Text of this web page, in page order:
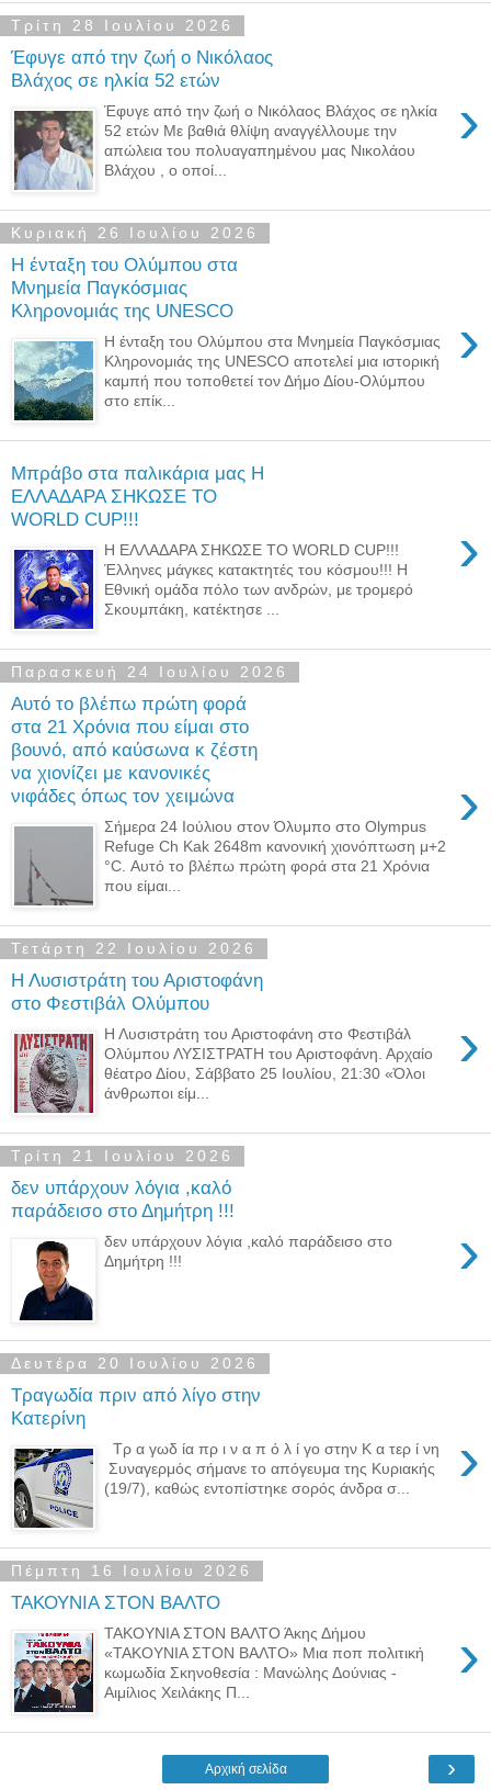
Τρίτη 28 Ιουλίου 2026
Έφυγε από την ζωή ο Νικόλαος
Βλάχος σε ηλκία 52 ετών
›
Έφυγε από την ζωή ο Νικόλαος Βλάχος σε ηλκία
52 ετών Με βαθιά θλίψη αναγγέλλουμε την
απώλεια του πολυαγαπημένου μας Νικολάου
Βλάχου , ο οποί...
Κυριακή 26 Ιουλίου 2026
Η ένταξη του Ολύμπου στα
Μνημεία Παγκόσμιας
Κληρονομιάς της UNESCO
›
Η ένταξη του Ολύμπου στα Μνημεία Παγκόσμιας
Κληρονομιάς της UNESCO αποτελεί μια ιστορική
καμπή που τοποθετεί τον Δήμο Δίου-Ολύμπου
στο επίκ...
Μπράβο στα παλικάρια μας Η
ΕΛΛΑΔΑΡΑ ΣΗΚΩΣΕ ΤΟ
WORLD CUP!!!
›
Η ΕΛΛΑΔΑΡΑ ΣΗΚΩΣΕ ΤΟ WORLD CUP!!!
Έλληνες μάγκες κατακτητές του κόσμου!!! Η
Εθνική ομάδα πόλο των ανδρών, με τρομερό
Σκουμπάκη, κατέκτησε ...
Παρασκευή 24 Ιουλίου 2026
Αυτό το βλέπω πρώτη φορά
στα 21 Χρόνια που είμαι στο
βουνό, από καύσωνα κ ζέστη
να χιονίζει με κανονικές
νιφάδες όπως τον χειμώνα
›
Σήμερα 24 Ιούλιου στον Όλυμπο στο Olympus
Refuge Ch Kak 2648m κανονική χιονόπτωση μ+2
°C. Αυτό το βλέπω πρώτη φορά στα 21 Χρόνια
που είμαι...
Τετάρτη 22 Ιουλίου 2026
Η Λυσιστράτη του Αριστοφάνη
στο Φεστιβάλ Ολύμπου
›
Η Λυσιστράτη του Αριστοφάνη στο Φεστιβάλ
Ολύμπου ΛΥΣΙΣΤΡΑΤΗ του Αριστοφάνη. Αρχαίο
θέατρο Δίου, Σάββατο 25 Ιουλίου, 21:30 «Όλοι
άνθρωποι είμ...
Τρίτη 21 Ιουλίου 2026
δεν υπάρχουν λόγια ,καλό
παράδεισο στο Δημήτρη !!!
›
δεν υπάρχουν λόγια ,καλό παράδεισο στο
Δημήτρη !!!
Δευτέρα 20 Ιουλίου 2026
Τραγωδία πριν από λίγο στην
Κατερίνη
›
Τρ α γωδ ία πρ ι ν α π ό λ ί γο στην Κ α τερ ί νη
Συναγερμός σήμανε το απόγευμα της Κυριακής
(19/7), καθώς εντοπίστηκε σορός άνδρα σ...
Πέμπτη 16 Ιουλίου 2026
ΤΑΚΟΥΝΙΑ ΣΤΟΝ ΒΑΛΤΟ
›
ΤΑΚΟΥΝΙΑ ΣΤΟΝ ΒΑΛΤΟ Άκης Δήμου
«ΤΑΚΟΥΝΙΑ ΣΤΟΝ ΒΑΛΤΟ» Μια ποπ πολιτική
κωμωδία Σκηνοθεσία : Μανώλης Δούνιας -
Αιμίλιος Χειλάκης Π...
›
Αρχική σελίδα